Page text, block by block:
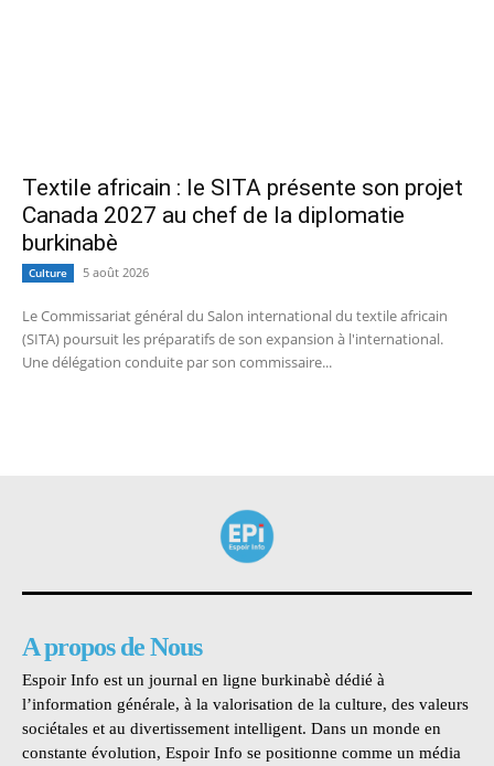
Textile africain : le SITA présente son projet
Canada 2027 au chef de la diplomatie
burkinabè
Culture 5 août 2026
Le Commissariat général du Salon international du textile africain
(SITA) poursuit les préparatifs de son expansion à l'international.
Une délégation conduite par son commissaire...
A propos de Nous
Espoir Info est un journal en ligne burkinabè dédié à
l’information générale, à la valorisation de la culture, des valeurs
sociétales et au divertissement intelligent. Dans un monde en
constante évolution, Espoir Info se positionne comme un média